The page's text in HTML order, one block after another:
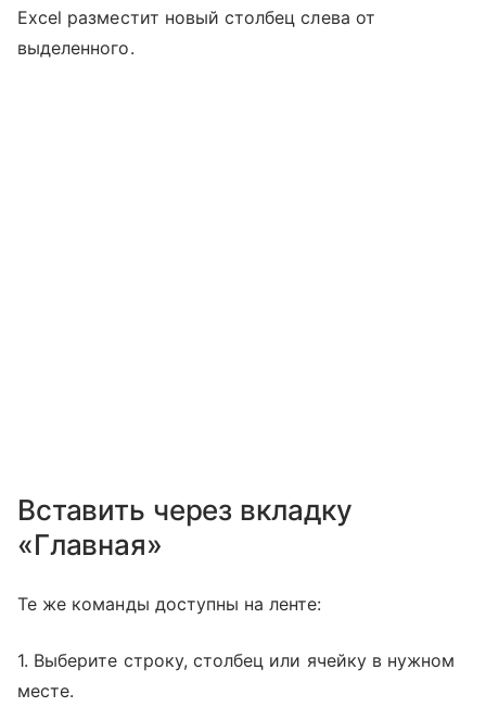
Excel разместит новый столбец слева от
выделенного.
Вставить через вкладку
«Главная»
Те же команды доступны на ленте:
1. Выберите строку, столбец или ячейку в нужном
месте.